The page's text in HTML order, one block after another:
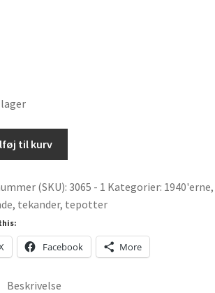
lager
til kurv
(SKU):3065 - 1 Kategorier: 1940'erne,
, tekander, tepotter
Facebook More
Beskrivelse